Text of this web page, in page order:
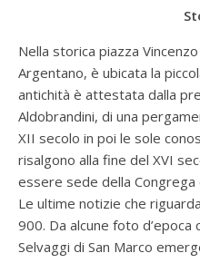
Nella storica piazza
Argentano, è ubicata la
antichità è attestata dalla
Aldobrandini, di una
XII secolo in poi le sole
risalgono alla fine del XVI
essere sede della Congrega
Le ultime notizie che
900. Da alcune foto d’epoca
Selvaggi di San Marco